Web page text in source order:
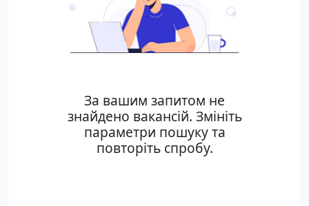
За вашим запитом не
знайдено вакансій. Змініть
параметри пошуку та
повторіть спробу.